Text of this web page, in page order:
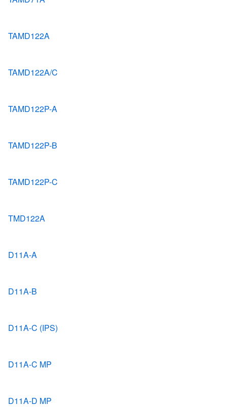
TAMD122A
TAMD122A/C
TAMD122P-A
TAMD122P-B
TAMD122P-C
TMD122A
D11A-A
D11A-B
D11A-C (IPS)
D11A-C MP
D11A-D MP